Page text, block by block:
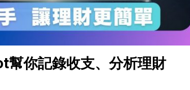
你記錄收支、分析理財